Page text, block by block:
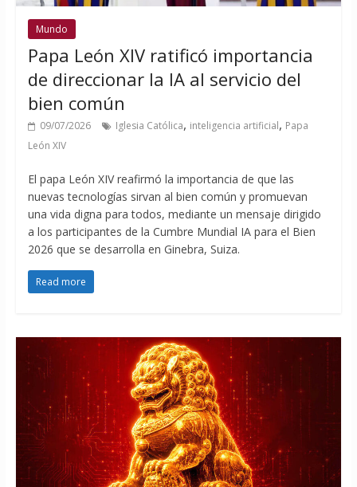
Mundo
Papa León XIV ratificó importancia
de direccionar la IA al servicio del
bien común
09/07/2026 Iglesia Católica, inteligencia artificial, Papa
León XIV
El papa León XIV reafirmó la importancia de que las
nuevas tecnologías sirvan al bien común y promuevan
una vida digna para todos, mediante un mensaje dirigido
a los participantes de la Cumbre Mundial IA para el Bien
2026 que se desarrolla en Ginebra, Suiza.
Read more